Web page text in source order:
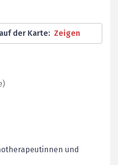
der Karte: Zeigen
)
und